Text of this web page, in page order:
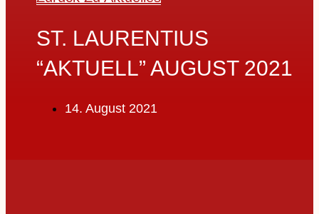
ST. LAURENTIUS
“AKTUELL” AUGUST 2021
14. August 2021